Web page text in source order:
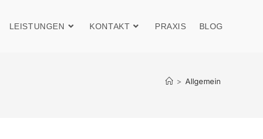
LEISTUNGEN KONTAKT PRAXIS BLOG
> Allgemein